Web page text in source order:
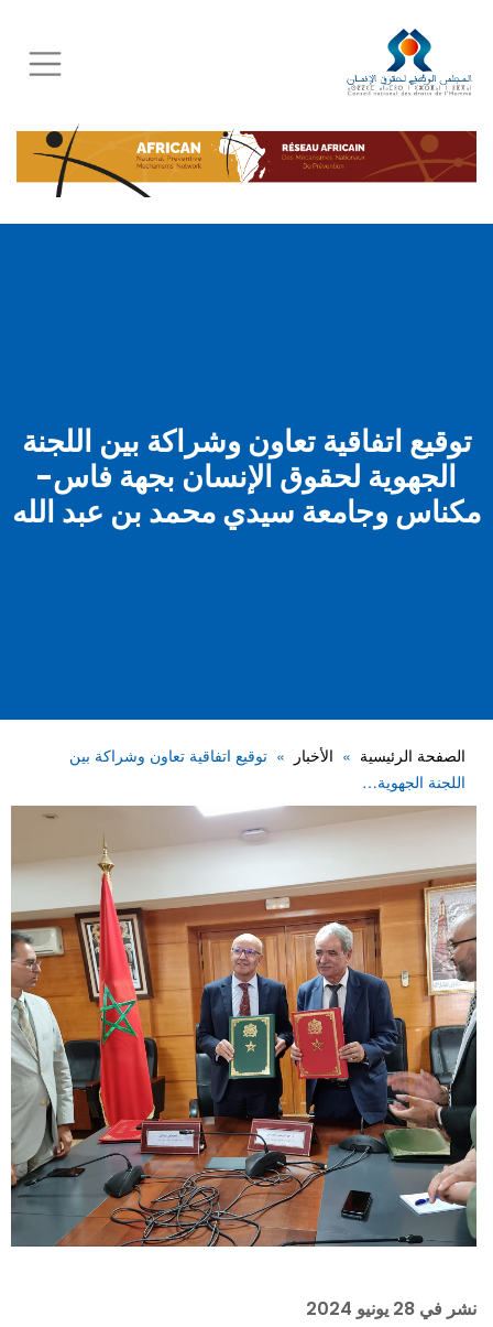
Skip
to
main
content
توقيع اتفاقية تعاون وشراكة بين اللجنة
الجهوية لحقوق الإنسان بجهة فاس-
مكناس وجامعة سيدي محمد بن عبد الله
الصفحة الرئيسية الأخبار
توقيع اتفاقية تعاون وشراكة بين
اللجنة الجهوية…
نشر في 28 يونيو 2024